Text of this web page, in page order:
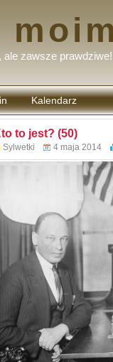
ale zawsze prawdziwe!
Kalendarz
to jest? (50)
Sylwetki 4 maja 2014